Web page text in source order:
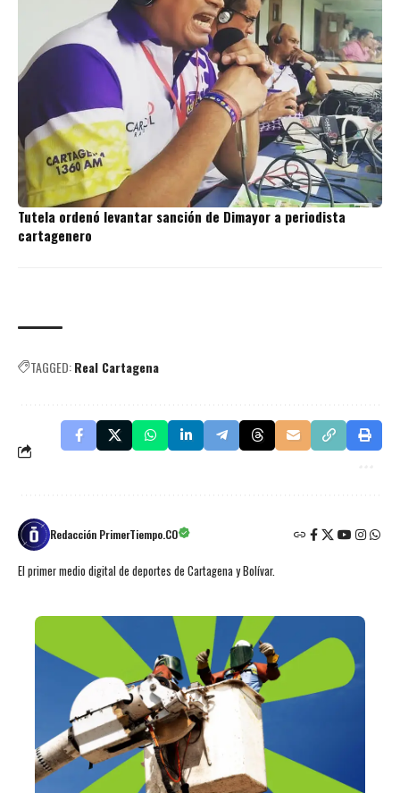
Tutela ordenó levantar sanción de Dimayor a periodista
cartagenero
TAGGED:Real Cartagena
Redacción PrimerTiempo.CO
El primer medio digital de deportes de Cartagena y Bolívar.